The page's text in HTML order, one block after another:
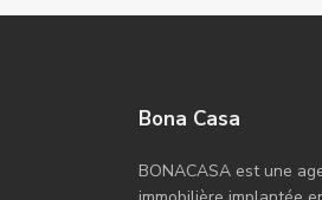
Bona Casa
BONACASA est une